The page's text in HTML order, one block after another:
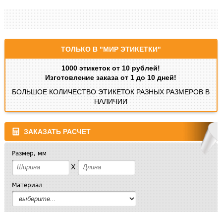
ТОЛЬКО В "МИР ЭТИКЕТКИ"
1000 этикеток от 10 рублей!
Изготовление заказа от 1 до 10 дней!
БОЛЬШОЕ КОЛИЧЕСТВО ЭТИКЕТОК РАЗНЫХ РАЗМЕРОВ В
НАЛИЧИИ
ЗАКАЗАТЬ РАСЧЕТ
Размер, мм
X
Материал